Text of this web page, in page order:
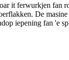
it ferwurkjen fan
De
iepening fan 'e